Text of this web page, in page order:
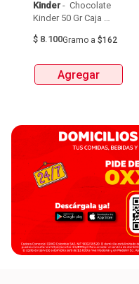
Kinder - Chocolate
Kinder 50 Gr Caja
$ 8.100Gramo a $162
Agregar